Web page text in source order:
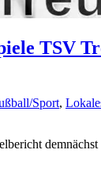
TSV
Sport,